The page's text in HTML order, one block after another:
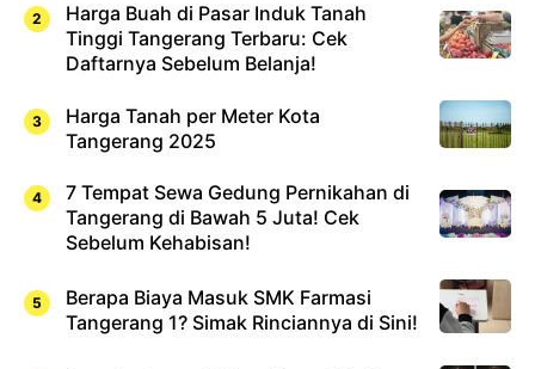
Harga Buah di Pasar Induk Tanah
Tinggi Tangerang Terbaru: Cek
Daftarnya Sebelum Belanja!
Harga Tanah per Meter Kota
Tangerang 2025
7 Tempat Sewa Gedung Pernikahan di
Tangerang di Bawah 5 Juta! Cek
Sebelum Kehabisan!
Berapa Biaya Masuk SMK Farmasi
Tangerang 1? Simak Rinciannya di Sini!